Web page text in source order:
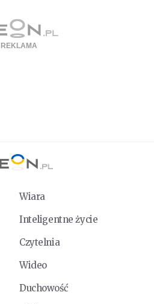
Wiara
Inteligentne życie
Czytelnia
Wideo
Duchowość